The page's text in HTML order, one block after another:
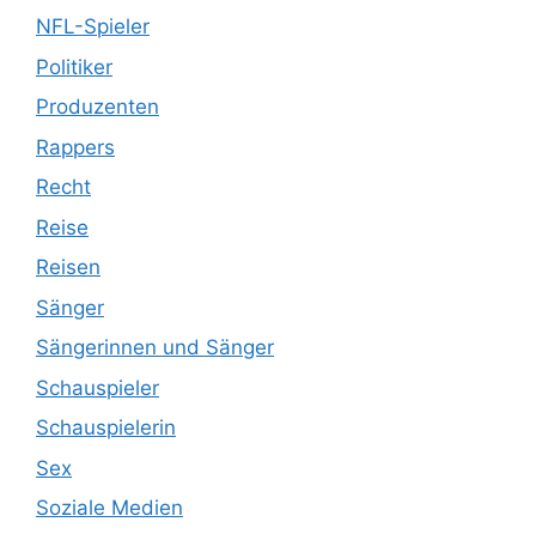
NFL-Spieler
Politiker
Produzenten
Rappers
Recht
Reise
Reisen
Sänger
Sängerinnen und Sänger
Schauspieler
Schauspielerin
Sex
Soziale Medien